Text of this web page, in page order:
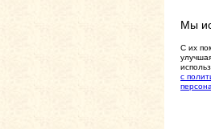
Мы
C их
с